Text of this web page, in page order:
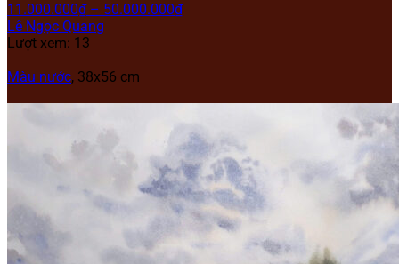
11.000.000₫ – 50.000.000₫
Lê Ngọc Quang
Lượt xem: 13
Màu nước, 38x56 cm